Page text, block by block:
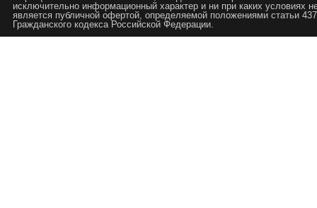
исключительно информационный характер и ни при каких условиях
является публичной офертой, определяемой положениями статьи 437
Гражданского кодекса Российской Федерации.